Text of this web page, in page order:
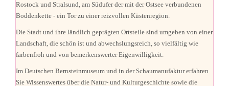
Rostock und Stralsund, am Südufer der mit der Ostsee verbundenen
Boddenkette - ein Tor zu einer reizvollen Küstenregion.
Die Stadt und ihre ländlich geprägten Ortsteile sind umgeben von einer
Landschaft, die schön ist und abwechslungsreich, so vielfältig wie
farbenfroh und von bemerkenswerter Eigenwilligkeit.
Im Deutschen Bernsteinmuseum und in der Schaumanufaktur erfahren
Sie Wissenswertes über die Natur- und Kulturgeschichte sowie die